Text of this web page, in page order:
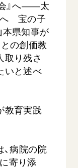
会』へ――太
へ 宝の子
本県知事が
との創価教
取り残さ
いと述べ
教育実践
、病院の院
寄り添